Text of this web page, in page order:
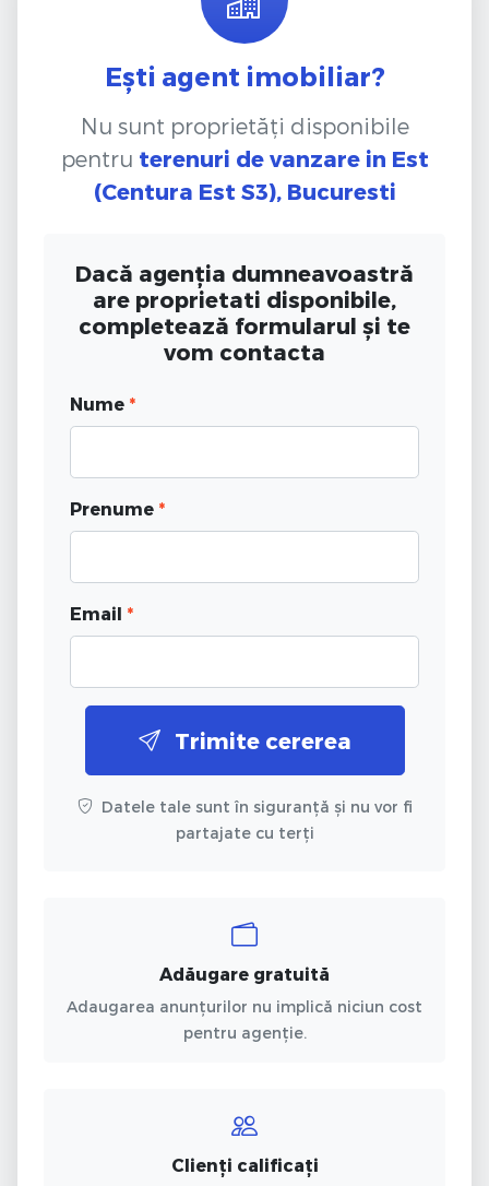
Ești agent imobiliar?
Nu sunt proprietăți disponibile
pentru terenuri de vanzare in Est
(Centura Est S3), Bucuresti
Dacă agenția dumneavoastră
are proprietati disponibile,
completează formularul și te
vom contacta
Nume *
Prenume *
Email *
Trimite cererea
Datele tale sunt în siguranță și nu vor fi
partajate cu terți
Adăugare gratuită
Adaugarea anunțurilor nu implică niciun cost
pentru agenție.
Clienți calificați